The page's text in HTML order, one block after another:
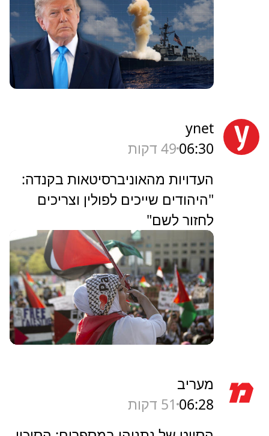
ynet
06:3049 דקות
העדויות מהאוניברסיטאות בקנדה:
"היהודים שייכים לפולין וצריכים
לחזור לשם"
מעריב
06:28 51 דקות